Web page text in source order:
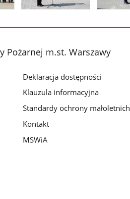
galerii.
galerii.
Pożarnej m.st. Warszawy
Deklaracja dostępności
Klauzula informacyjna
Standardy ochrony małoletnich
Kontakt
MSWiA